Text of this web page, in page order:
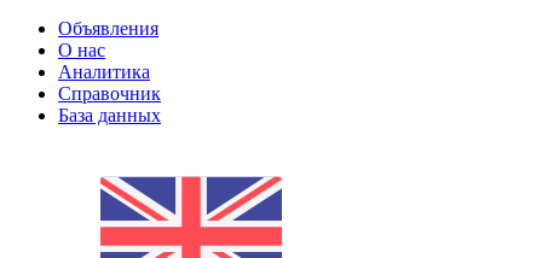
Объявления
О нас
Аналитика
Справочник
База данных